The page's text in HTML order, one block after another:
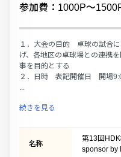
参加費：1000P〜
１．大会の目的 卓球の試合
げ、各地区の卓球場との連携
事を目的とする
２．日時 表記開催日 開場
...
続きを見る
名称
第13回
sponsor by